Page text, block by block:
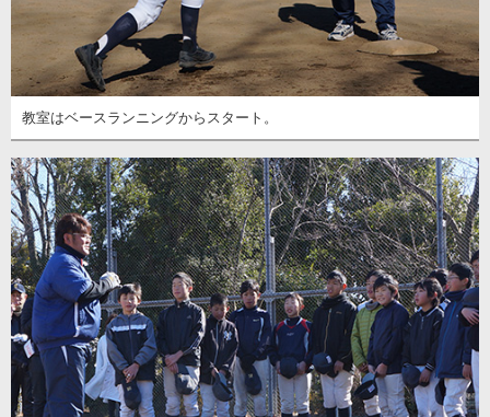
教室はベースランニングからスタート。